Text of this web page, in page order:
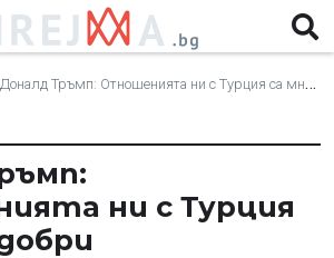
Доналд Тръмп: Отношенията ни с Турция са много добри
ни с Турция